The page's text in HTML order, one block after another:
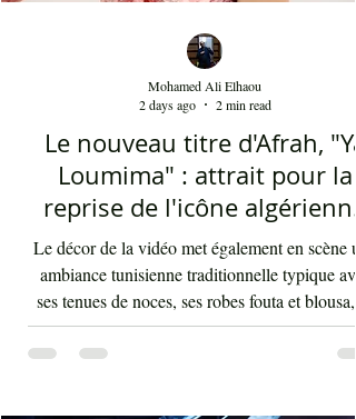
Le nouveau titre d'Afrah, "Ya
Loumima" : attrait pour la
reprise de l'icône algérienne
Rabah Driassa
Le décor de la vidéo met également en scène
ambiance tunisienne traditionnelle typique
Mohamed Ali Elhaou
2 days ago
2 min read